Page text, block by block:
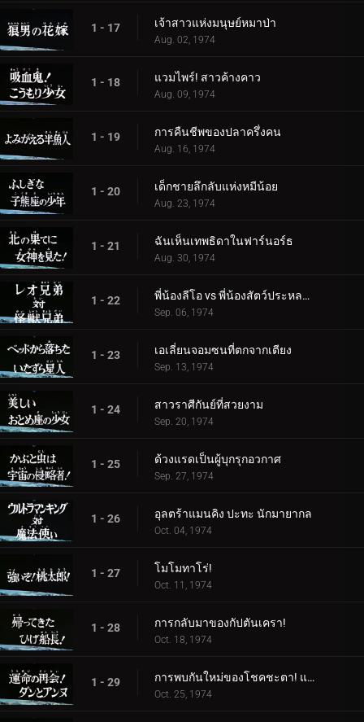
1 - 17 เจ้าสาวแห่งมนุษย์หมาป่า
Aug. 02, 1974
1 - 18 แวมไพร์! สาวค้างคาว
Aug. 09, 1974
1 - 19 การคืนชีพของปลาครึ่งคน
Aug. 16, 1974
1 - 20 เด็กชายลึกลับแห่งหมีน้อย
Aug. 23, 1974
1 - 21 ฉันเห็นเทพธิดาในฟาร์นอร์ธ
Aug. 30, 1974
1 - 22 พี่น้องลีโอ vs พี่น้องสัตว์ประหลาด
Sep. 06, 1974
1 - 23 เอเลี่ยนจอมซนที่ตกจากเตียง
Sep. 13, 1974
1 - 24 สาวราศีกันย์ที่สวยงาม
Sep. 20, 1974
1 - 25 ด้วงแรดเป็นผู้บุกรุกอวกาศ
Sep. 27, 1974
1 - 26 อุลตร้าแมนคิง ปะทะ นักมายากล
Oct. 04, 1974
1 - 27 โมโมทาโร่!
Oct. 11, 1974
1 - 28 การกลับมาของกัปตันเครา!
Oct. 18, 1974
1 - 29 การพบกันใหม่ของโชคชะตา! แดนและแอนน์
Oct. 25, 1974